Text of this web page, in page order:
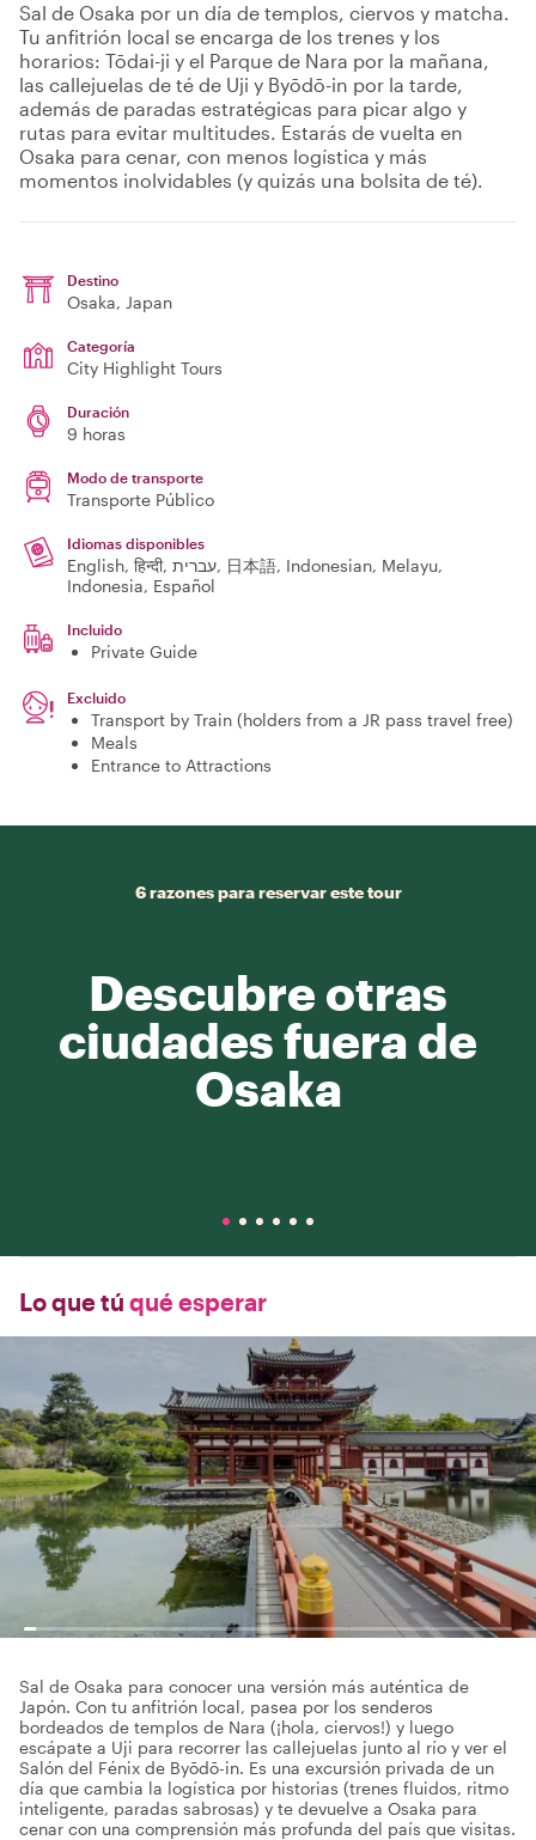
Sal de Osaka por un día de templos, ciervos y matcha.
Tu anfitrión local se encarga de los trenes y los
horarios: Tōdai-ji y el Parque de Nara por la mañana,
las callejuelas de té de Uji y Byōdō-in por la tarde,
además de paradas estratégicas para picar algo y
rutas para evitar multitudes. Estarás de vuelta en
Osaka para cenar, con menos logística y más
momentos inolvidables (y quizás una bolsita de té).
Destino
Osaka, Japan
Categoría
City Highlight Tours
Duración
9 horas
Modo de transporte
Transporte Público
Idiomas disponibles
English, हिन्दी, עברית, 日本語, Indonesian, Melayu,
Indonesia, Español
Incluido
Private Guide
Excluido
Transport by Train (holders from a JR pass travel free)
Meals
Entrance to Attractions
6 razones para reservar este tour
Descubre otras
ciudades fuera de
Osaka
Lo que tú qué esperar
Sal de Osaka para conocer una versión más auténtica de
Japón. Con tu anfitrión local, pasea por los senderos
bordeados de templos de Nara (¡hola, ciervos!) y luego
escápate a Uji para recorrer las callejuelas junto al río y ver el
Salón del Fénix de Byōdō-in. Es una excursión privada de un
día que cambia la logística por historias (trenes fluidos, ritmo
inteligente, paradas sabrosas) y te devuelve a Osaka para
cenar con una comprensión más profunda del país que visitas.